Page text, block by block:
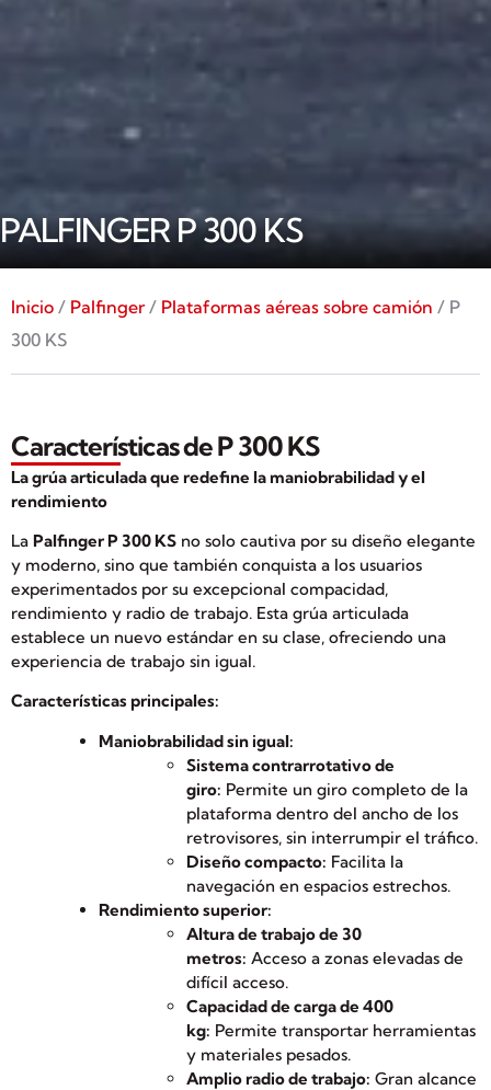
PALFINGER P 300 KS
Inicio / Palfinger/ Plataformas aéreas sobre camión / P
300 KS
Características de P 300 KS
La grúa articulada que redefine la maniobrabilidad y el
rendimiento
La Palfinger P 300 KS no solo cautiva por su diseño elegante
y moderno, sino que también conquista a los usuarios
experimentados por su excepcional compacidad,
rendimiento y radio de trabajo. Esta grúa articulada
establece un nuevo estándar en su clase, ofreciendo una
experiencia de trabajo sin igual.
Características principales:
Maniobrabilidad sin igual:
Sistema contrarrotativo de
giro: Permite un giro completo de la
plataforma dentro del ancho de los
retrovisores, sin interrumpir el tráfico.
Diseño compacto: Facilita la
navegación en espacios estrechos.
Rendimiento superior:
Altura de trabajo de 30
metros: Acceso a zonas elevadas de
difícil acceso.
Capacidad de carga de 400
kg: Permite transportar herramientas
y materiales pesados.
Amplio radio de trabajo: Gran alcance